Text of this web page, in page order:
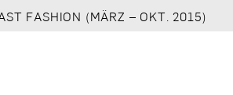
FASHION (MÄRZ – OKT. 2015)